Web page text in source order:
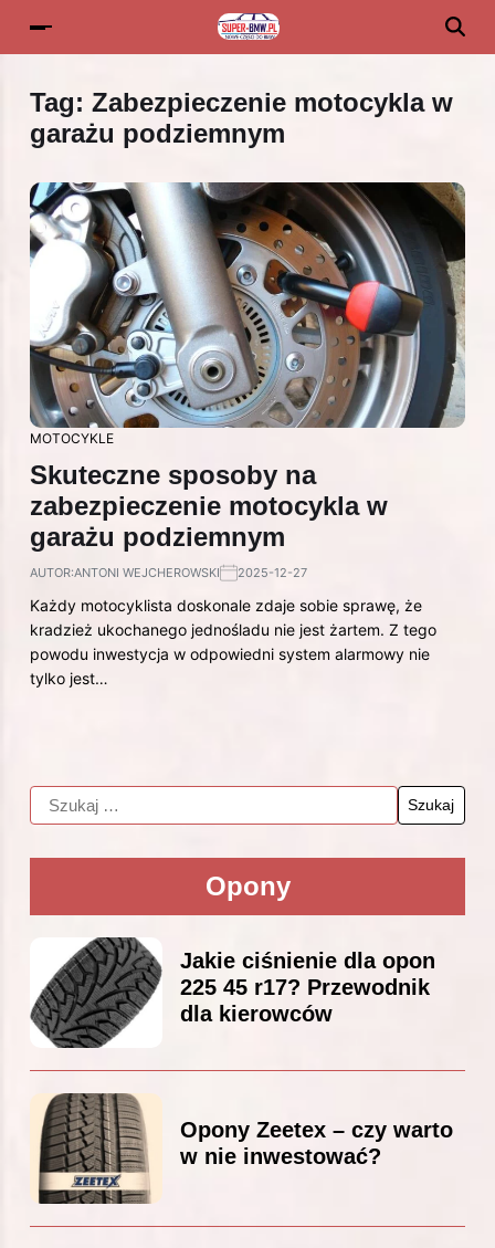
Tag: Zabezpieczenie motocykla w
garażu podziemnym
MOTOCYKLE
Skuteczne sposoby na
zabezpieczenie motocykla w
garażu podziemnym
AUTOR:ANTONI WEJCHEROWSKI 2025-12-27
Każdy motocyklista doskonale zdaje sobie sprawę, że
kradzież ukochanego jednośladu nie jest żartem. Z tego
powodu inwestycja w odpowiedni system alarmowy nie
tylko jest…
Opony
Jakie ciśnienie dla opon
225 45 r17? Przewodnik
dla kierowców
Opony Zeetex – czy warto
w nie inwestować?